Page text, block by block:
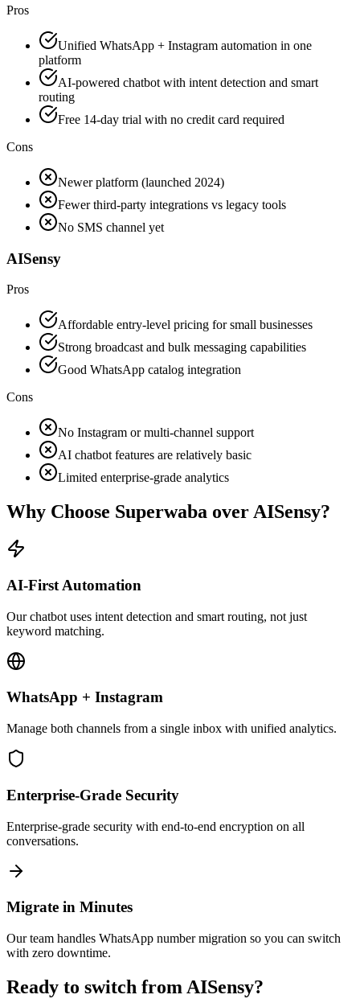
Pros
Unified WhatsApp + Instagram automation in one
platform
AI-powered chatbot with intent detection and smart
routing
Free 14-day trial with no credit card required
Cons
Newer platform (launched 2024)
Fewer third-party integrations vs legacy tools
No SMS channel yet
AISensy
Pros
Affordable entry-level pricing for small businesses
Strong broadcast and bulk messaging capabilities
Good WhatsApp catalog integration
Cons
No Instagram or multi-channel support
AI chatbot features are relatively basic
Limited enterprise-grade analytics
Why Choose Superwaba overAISensy?
AI-First Automation
Our chatbot uses intent detection and smart routing, not just
keyword matching.
WhatsApp + Instagram
Manage both channels from a single inbox with unified analytics.
Enterprise-Grade Security
Enterprise-grade security with end-to-end encryption on all
conversations.
Migrate in Minutes
Our team handles WhatsApp number migration so you can switch
with zero downtime.
Ready to switch from AISensy?